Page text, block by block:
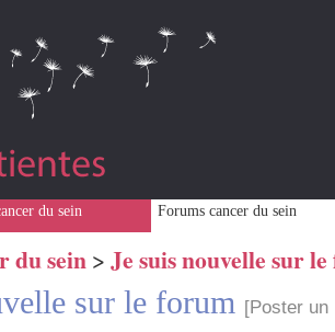
du sein Forums cancer du sein
du sein > Je suis nouvelle sur
sur le forum [Poster un